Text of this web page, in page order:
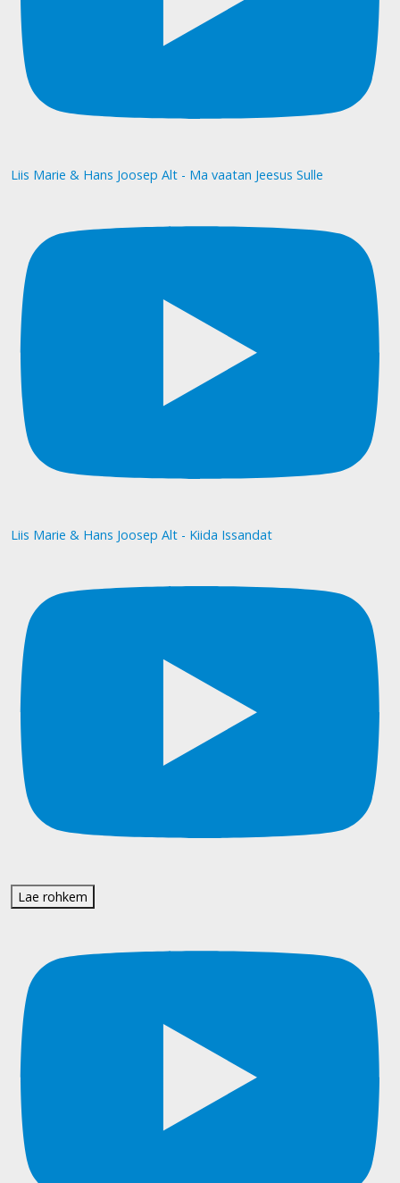
Liis Marie & Hans Joosep Alt - Ma vaatan Jeesus Sulle
Liis Marie & Hans Joosep Alt - Kiida Issandat
Lae rohkem